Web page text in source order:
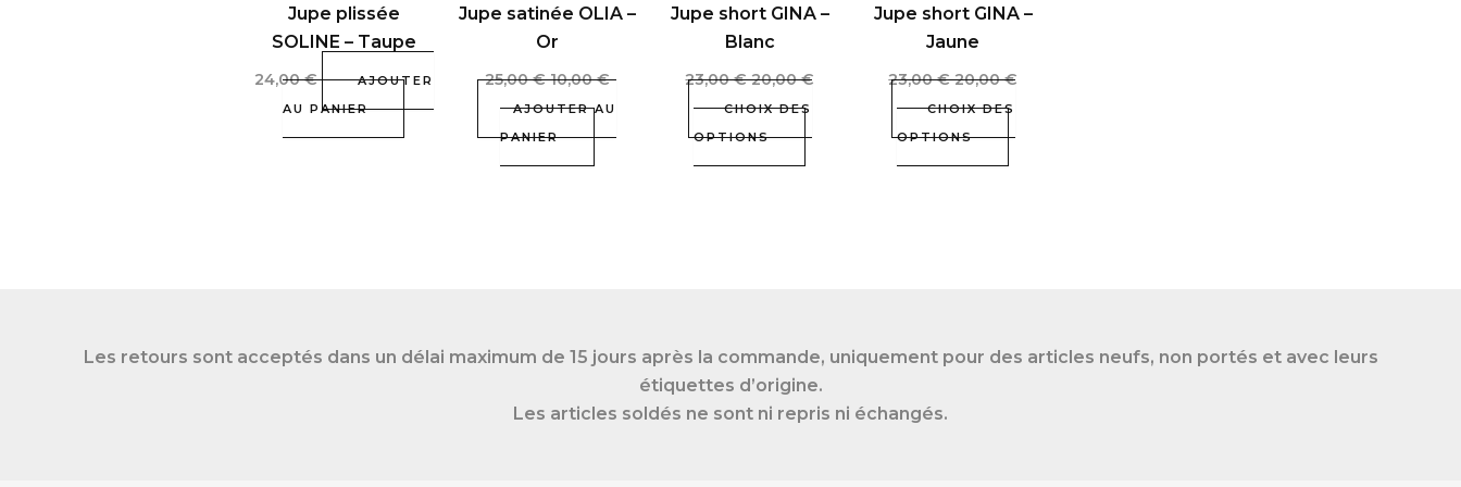
Jupe plissée
SOLINE – Taupe
24,00€
AJOUTER
AU PANIER
Jupe satinée OLIA –
Or
25,00€ 10,00€
AJOUTER AU
PANIER
Jupe short GINA –
Blanc
23,00€ 20,00€
CHOIX DES
OPTIONS
être
sur
la
Jupe short GINA –
Jaune
23,00€ 20,00€
CHOIX DES
OPTIONS
être
sur
la
Les retours sont acceptés dans un délai maximum de 15 jours après la commande, uniquement pour des articles neufs, non portés et avec leurs
étiquettes d’origine.
Les articles soldés ne sont ni repris ni échangés.